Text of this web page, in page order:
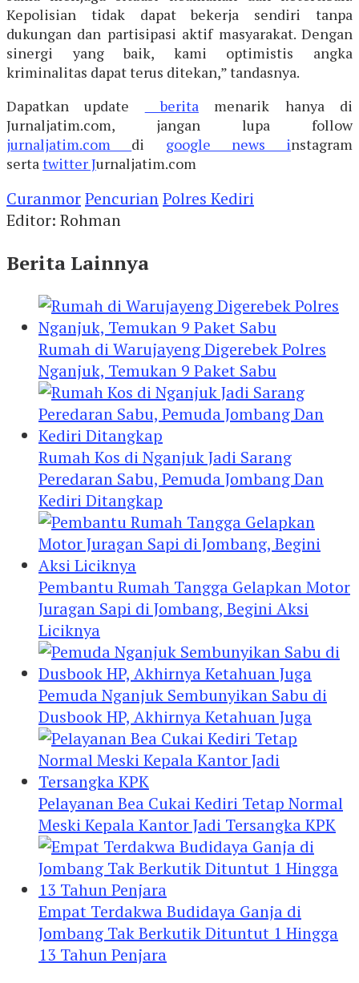
Kepolisian tidak dapat bekerja sendiri tanpa
dukungan dan partisipasi aktif masyarakat. Dengan
sinergi yang baik, kami optimistis angka
kriminalitas dapat terus ditekan,” tandasnya.
Dapatkan update
berita menarik hanya di
Jurnaljatim.com, jangan lupa follow
jurnaljatim.com di google news instagram
serta twitter Jurnaljatim.com
CuranmorPencurianPolres Kediri
Editor: Rohman
Berita Lainnya
Rumah di Warujayeng Digerebek Polres
Nganjuk, Temukan 9 Paket Sabu
Rumah Kos di Nganjuk Jadi Sarang
Peredaran Sabu, Pemuda Jombang Dan
Kediri Ditangkap
Pembantu Rumah Tangga Gelapkan Motor
Juragan Sapi di Jombang, Begini Aksi
Liciknya
Pemuda Nganjuk Sembunyikan Sabu di
Dusbook HP, Akhirnya Ketahuan Juga
Pelayanan Bea Cukai Kediri Tetap Normal
Meski Kepala Kantor Jadi Tersangka KPK
Empat Terdakwa Budidaya Ganja di
Jombang Tak Berkutik Dituntut 1 Hingga
13 Tahun Penjara